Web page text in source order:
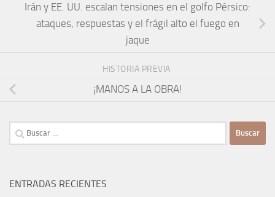
Irán y EE. UU. escalan tensiones en el golfo Pérsico:
ataques, respuestas y el frágil alto el fuego en
jaque
HISTORIA PREVIA
¡MANOS A LA OBRA!
Buscar:
ENTRADAS RECIENTES